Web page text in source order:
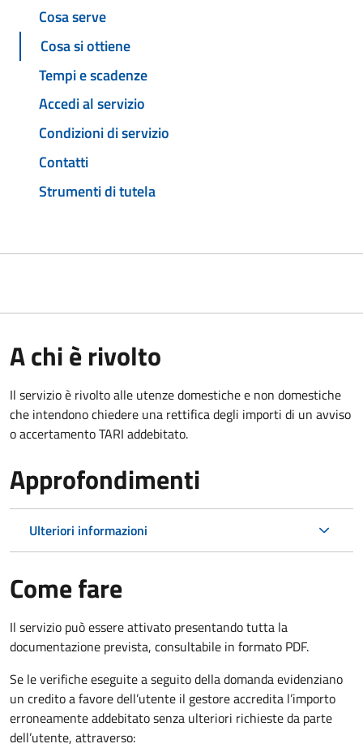
Cosa serve
Cosa si ottiene
Tempi e scadenze
Accedi al servizio
Condizioni di servizio
Contatti
Strumenti di tutela
A chi è rivolto
Il servizio è rivolto alle utenze domestiche e non domestiche
che intendono chiedere una rettifica degli importi di un avviso
o accertamento TARI addebitato.
Approfondimenti
Ulteriori informazioni
Come fare
Il servizio può essere attivato presentando tutta la
documentazione prevista, consultabile in formato PDF.
Se le verifiche eseguite a seguito della domanda evidenziano
un credito a favore dell’utente il gestore accredita l’importo
erroneamente addebitato senza ulteriori richieste da parte
dell’utente, attraverso: